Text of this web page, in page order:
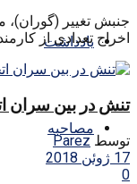
یادداشت
مصاحبه
جنبش تغییر (گوران)،
اخراج تعدادی از
تنش در بین سران
توسط Parez
17 ژوئن 2018
0